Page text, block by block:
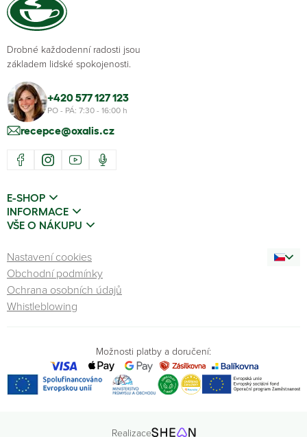
Drobné každodenní radosti jsou
základem lidské spokojenosti.
+420 577 127 123
PO - PÁ: 7:30 - 16:00 h
recepce@oxalis.cz
E-SHOP
INFORMACE
VŠE O NÁKUPU
Nastavení cookies
Obchodní podmínky
Ochrana osobních údajů
Whistleblowing
Možnosti platby a doručení:
Realizace